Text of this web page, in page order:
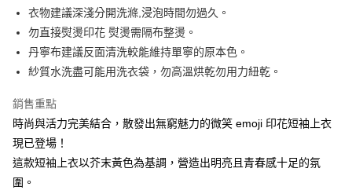
相關說明
【大哥付你分期使用說明】
1.本服務由台灣大哥大提供，台灣大哥大用戶可立即使用無須另外申請。
2.付款方式選擇「大哥付你分期」，訂單成立後會自動跳轉到大哥付的交易
流程，驗證手機門號後，選擇欲分期的期數、繳款截止日，確認付款後即完
3.實際核准額度、可分期數及費用金額請依後續交易確認頁面所載為準。
4.訂單成立30分鐘內，如未前往確認交易或遇審核未通過，訂單將自動取
消。如遇「轉專審核」未通過狀況，表示未達大哥付你分期系統評分，恕無
法說明評估內容。
1.分期款項不併入電信帳單，「大哥付你分期」於每月結算日後寄送繳費提
醒簡訊。
ATM付款
運送方式
全家取貨付款
每筆NT$60，滿NT$1,200(含以上)免運費
付款後全家取貨
衣物建議深淺分開洗滌,浸泡時間勿過久。
勿直接熨燙印花 熨燙需隔布整燙。
丹寧布建議反面清洗較能維持單寧的原本色。
紗質水洗盡可能用洗衣袋，勿高溫烘乾勿用力紐乾。
銷售重點
時尚與活力完美結合，散發出無窮魅力的微笑 emoji 印花短袖上衣
現已登場！
這款短袖上衣以芥末黃色為基調，營造出明亮且青春感十足的氛
圍。